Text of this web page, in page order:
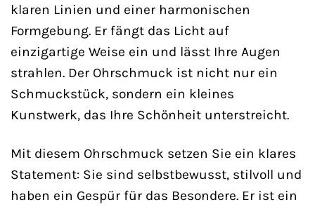
klaren Linien und einer harmonischen
Formgebung. Er fängt das Licht auf
einzigartige Weise ein und lässt Ihre Augen
strahlen. Der Ohrschmuck ist nicht nur ein
Schmuckstück, sondern ein kleines
Kunstwerk, das Ihre Schönheit unterstreicht.
Mit diesem Ohrschmuck setzen Sie ein klares
Statement: Sie sind selbstbewusst, stilvoll und
haben ein Gespür für das Besondere. Er ist ein